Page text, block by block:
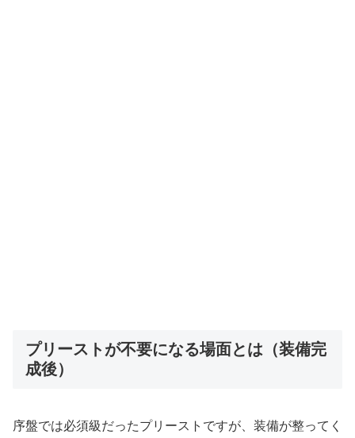
プリーストが不要になる場面とは（装備完
成後）
序盤では必須級だったプリーストですが、装備が整ってく